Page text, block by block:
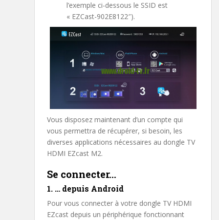
l’exemple ci-dessous le SSID est
« EZCast-902E8122″).
Vous disposez maintenant d’un compte qui
vous permettra de récupérer, si besoin, les
diverses applications nécessaires au dongle TV
HDMI EZcast M2.
Se connecter…
1. … depuis Android
Pour vous connecter à votre dongle TV HDMI
EZcast depuis un périphérique fonctionnant